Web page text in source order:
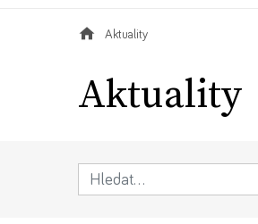
Aktuality
Aktuality